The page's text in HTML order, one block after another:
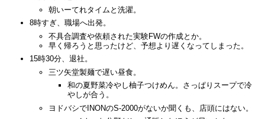
朝いーてれタイムと洗濯。
8時すぎ、職場へ出発。
不具合調査や依頼された実験FWの作成とか。
早く帰ろうと思ったけど、予想より遅くなってしまった。
15時30分、退社。
三ツ矢堂製麺で遅い昼食。
和の夏野菜冷やし柚子つけめん。さっぱりスープで冷
やしが合う。
ヨドバシでINONのS-2000がないか聞くも、店頭にはない。